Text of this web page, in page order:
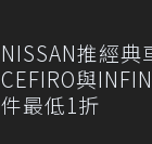
NISSAN推經
CEFIRO與
件最低1折